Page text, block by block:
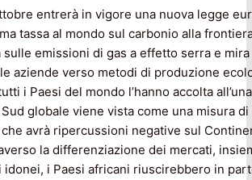
entrerà in vigore una nuova legge
tassa al mondo sul carbonio alla
sulle emissioni di gas a effetto serra e mira
aziende verso metodi di produzione
i Paesi del mondo l’hanno accolta
globale viene vista come una misura
che avrà ripercussioni negative sul
la differenziazione dei mercati,
idonei, i Paesi africani riuscirebbero in